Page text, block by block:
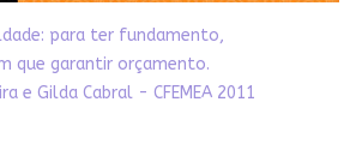
para ter fundamento,
que garantir orçamento.
e Gilda Cabral - CFEMEA 2011